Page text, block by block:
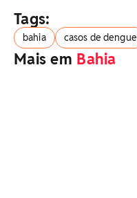
Tags:
bahia casos de dengue
Mais em Bahia